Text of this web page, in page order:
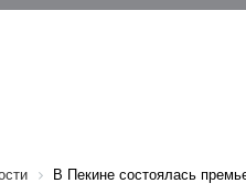
В Пекине состоялась